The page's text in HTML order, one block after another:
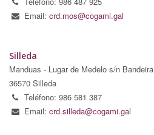
Email: crd.mos@cogami.gal
Silleda
Manduas - Lugar de Medelo s/n Bandeira
36570 Silleda
Teléfono: 986 581 387
Email: crd.silleda@cogami.gal